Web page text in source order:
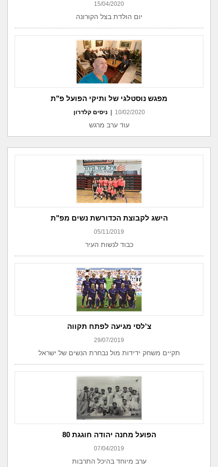
15/04/2020
יום הולדת בצל הקורונה
מפגש נוסטלגי של ותיקי הפועל פ"ת
10/02/2020 ניסים קלדרון
עוד ערב מרגש
הישג לקבוצת הכדורשת נשים מפ"ת
05/11/2019
כבוד לנשות העיר
צ'לסי מגיעה לפתח תקווה
29/07/2019
תקיים משחק ידידות מול נבחרת הנשים של ישראל
הפועל מחנה יהודה חוגגת 80
07/04/2019
ערב מיוחד בהיכל התרבות